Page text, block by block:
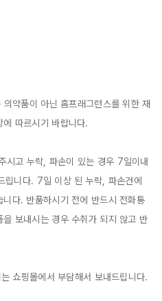
약품이 아닌 홈프래그런스를 위한 재
따르시기 바랍니다.
시고 누락, 파손이 있는 경우 7일이내
니다. 7일 이상 된 누락, 파손건에
다. 반품하시기 전에 반드시 전화통
보내시는 경우 수취가 되지 않고 반
쇼핑몰에서 부담해서 보내드립니다.